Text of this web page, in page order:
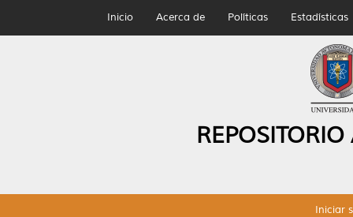
Inicio Acerca de Políticas Estadísticas
Iniciar